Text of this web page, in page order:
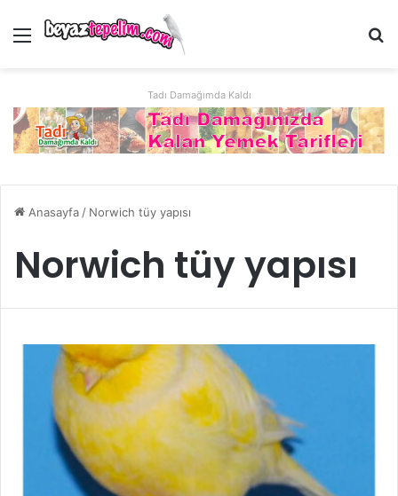
Menü
Tadı Damağımda Kaldı
Anasayfa / Norwich tüy yapısı
Norwich tüy yapısı